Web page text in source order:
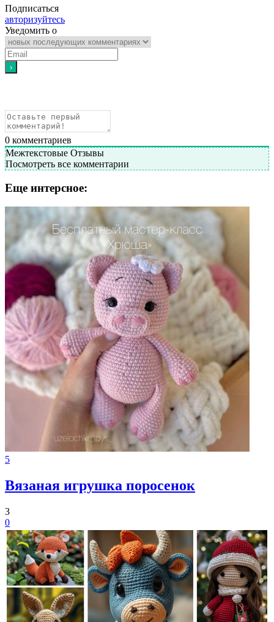
Подписаться
авторизуйтесь
Уведомить о
0 комментариев
Межтекстовые Отзывы
Посмотреть все комментарии
Еще интерсное:
5
Вязаная игрушка поросенок
3
0